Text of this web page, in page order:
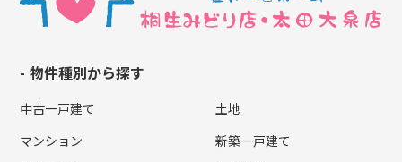
物件種別から探す
中古一戸建て
土地
マンション
新築一戸建て